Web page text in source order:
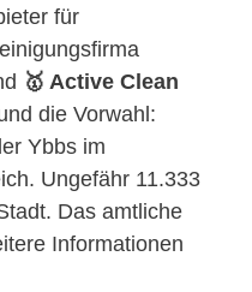
für
🥇 Active Clean
die Vorwahl:
Ybbs im
Ungefähr 11.333
Das amtliche
Informationen